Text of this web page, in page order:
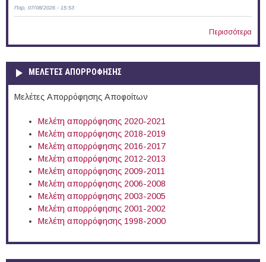
Παρ, 07/08/2026 - 15:53
Περισσότερα
ΜΕΛΕΤΕΣ ΑΠΟΡΡΟΦΗΣΗΣ
Μελέτες Απορρόφησης Αποφοίτων
Μελέτη απορρόφησης 2020-2021
Μελέτη απορρόφησης 2018-2019
Μελέτη απορρόφησης 2016-2017
Μελέτη απορρόφησης 2012-2013
Μελέτη απορρόφησης 2009-2011
Μελέτη απορρόφησης 2006-2008
Μελέτη απορρόφησης 2003-2005
Μελέτη απορρόφησης 2001-2002
Μελέτη απορρόφησης 1998-2000